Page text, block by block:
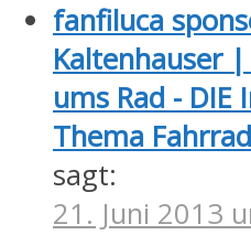
fanfiluca
Kaltenhauser
ums Rad -
Thema
sagt:
21. Juni 2013